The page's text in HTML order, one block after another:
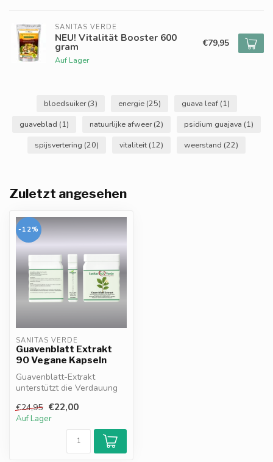
SANITAS VERDE
NEU! Vitalität Booster 600
gram
Auf Lager
€79,95
bloedsuiker(3) energie (25) guava leaf (1)
guaveblad (1) natuurlijke afweer(2) psidium guajava (1)
spijsvertering (20) vitaliteit (12) weerstand (22)
Zuletzt angesehen
-12%
SANITAS VERDE
Guavenblatt Extrakt
90 Vegane Kapseln
Guavenblatt-Extrakt
unterstützt die Verdauung
Immunsystem. Reich ...
€24,95 €22,00
Auf Lager